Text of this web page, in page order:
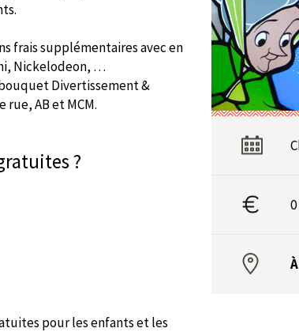
frais supplémentaires avec en
Nickelodeon, …
Divertissement &
AB et MCM.
?
pour les enfants et les